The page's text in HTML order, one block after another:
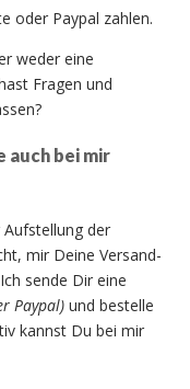
oder Paypal zahlen.
weder eine
Fragen und
auch bei mir
der
mir Deine Versand-
sende Dir eine
Paypal) und bestelle
kannst Du bei mir